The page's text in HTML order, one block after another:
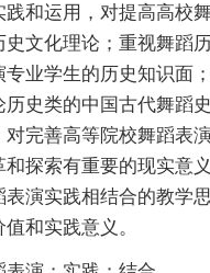
和运用，对提高高校
文化理论；重视舞蹈
专业学生的历史知识面
历史类的中国古代舞蹈
完善高等院校舞蹈表
和探索有重要的现实意
演实践相结合的教学
和实践意义。